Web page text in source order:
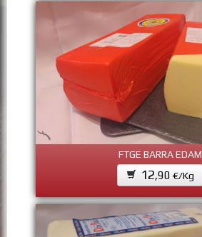
FTGE BARRA EDAM
12,90 €/Kg